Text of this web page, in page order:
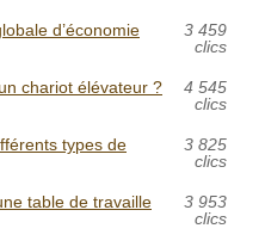
d’économie
3 459
clics
chariot élévateur ?
4 545
clics
types de
3 825
clics
table de travaille
3 953
clics